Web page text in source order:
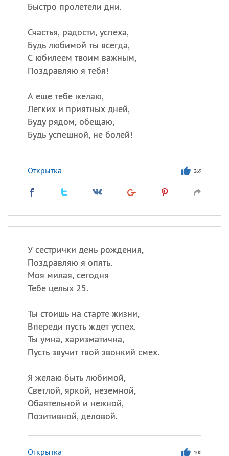
Быстро пролетели дни.
Счастья, радости, успеха,
Будь любимой ты всегда,
С юбилеем твоим важным,
Поздравляю я тебя!
А еще тебе желаю,
Легких и приятных дней,
Буду рядом, обещаю,
Будь успешной, не болей!
Открытка 369
У сестрички день рождения,
Поздравляю я опять.
Моя милая, сегодня
Тебе целых 25.
Ты стоишь на старте жизни,
Впереди пусть ждет успех.
Ты умна, харизматична,
Пусть звучит твой звонкий смех.
Я желаю быть любимой,
Светлой, яркой, неземной,
Обаятельной и нежной,
Позитивной, деловой.
Открытка 100